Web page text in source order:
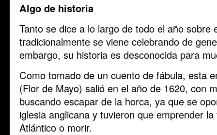
Algo de historia
Tanto se dice a lo largo de todo el año sobre
tradicionalmente se viene celebrando de
embargo, su historia es desconocida para
Como tomado de un cuento de fábula, esta
(Flor de Mayo) salió en el año de 1620, con
buscando escapar de la horca, ya que se
iglesia anglicana y tuvieron que emprender
Atlántico o morir.